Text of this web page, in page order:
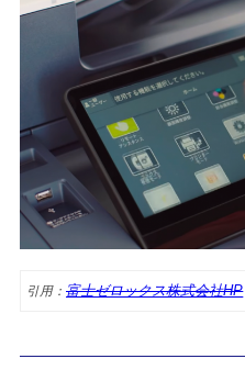
引用： 富士ゼロックス株式会社HP